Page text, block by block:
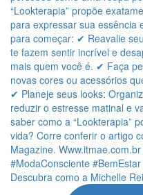
Descubra como a Michelle